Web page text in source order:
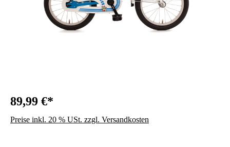
89,99 €*
Preise inkl. 20 % USt. zzgl. Versandkosten